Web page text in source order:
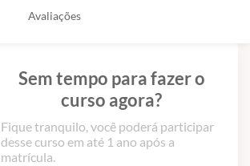
Avaliações
Sem tempo para fazer o
curso agora?
Fique tranquilo, você poderá participar
desse curso em até 1 ano após a
matrícula.